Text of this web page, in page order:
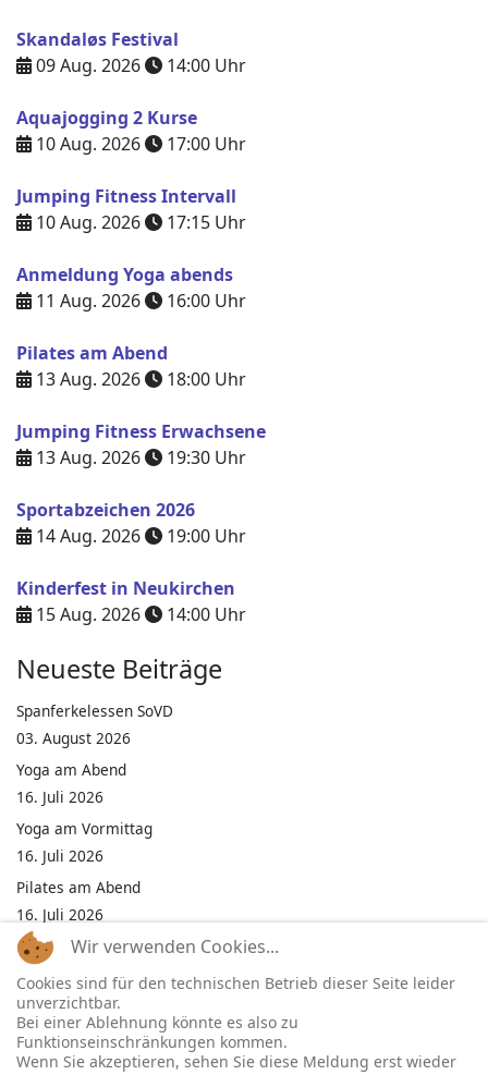
Skandaløs Festival
09 Aug. 2026
14:00 Uhr
Aquajogging 2 Kurse
10 Aug. 2026
17:00 Uhr
Jumping Fitness Intervall
10 Aug. 2026
17:15 Uhr
Anmeldung Yoga abends
11 Aug. 2026
16:00 Uhr
Pilates am Abend
13 Aug. 2026
18:00 Uhr
Jumping Fitness Erwachsene
13 Aug. 2026
19:30 Uhr
Sportabzeichen 2026
14 Aug. 2026
19:00 Uhr
Kinderfest in Neukirchen
15 Aug. 2026
14:00 Uhr
Neueste Beiträge
Spanferkelessen SoVD
03. August 2026
Yoga am Abend
16. Juli 2026
Yoga am Vormittag
16. Juli 2026
Pilates am Abend
16. Juli 2026
Jumping Fitness Intervall
16. Juli 2026
Jumping Fitness Erwachsene
16. Juli 2026
Kinderfest in Neukirchen
Wir verwenden Cookies...
Cookies sind für den technischen Betrieb dieser Seite leider
unverzichtbar.
Bei einer Ablehnung könnte es also zu
Funktionseinschränkungen kommen.
Wenn Sie akzeptieren, sehen Sie diese Meldung erst wieder